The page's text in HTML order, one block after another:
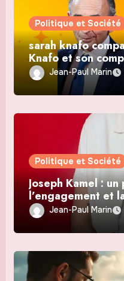
Politique et Société
sarah knafo
Knafo et son
il ? Jean-Paul Marin
Politique et Société
Joseph Kamel :
l’engagement et
Jean-Paul Marin